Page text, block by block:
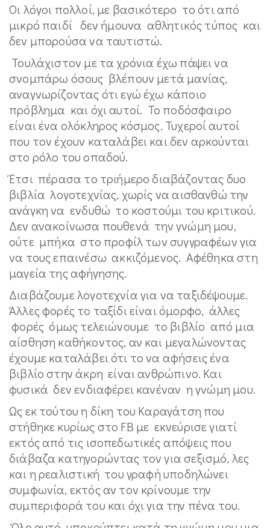
Οι λόγοι πολλοί, με βασικότερο το ότι από
μικρό παιδί δεν ήμουνα αθλητικός τύπος και
δεν μπορούσα να ταυτιστώ.
Τουλάχιστον με τα χρόνια έχω πάψει να
σνομπάρω όσους βλέπουν μετά μανίας,
αναγνωρίζοντας ότι εγώ έχω κάποιο
πρόβλημα και όχι αυτοί. Το ποδόσφαιρο
είναι ένα ολόκληρος κόσμος. Τυχεροί αυτοί
που τον έχουν καταλάβει και δεν αρκούνται
στο ρόλο του οπαδού.
Έτσι πέρασα το τριήμερο διαβάζοντας δυο
βιβλία λογοτεχνίας, χωρίς να αισθανθώ την
ανάγκη να ενδυθώ το κοστούμι του κριτικού.
Δεν ανακοίνωσα πουθενά την γνώμη μου,
ούτε μπήκα στο προφίλ των συγγραφέων για
να τους επαινέσω ακκιζόμενος. Αφέθηκα στη
μαγεία της αφήγησης.
Διαβάζουμε λογοτεχνία για να ταξιδέψουμε.
Άλλες φορές το ταξίδι είναι όμορφο, άλλες
φορές όμως τελειώνουμε το βιβλίο από μια
αίσθηση καθήκοντος, αν και μεγαλώνοντας
έχουμε καταλάβει ότι το να αφήσεις ένα
βιβλίο στην άκρη είναι ανθρώπινο. Και
φυσικά δεν ενδιαφέρει κανέναν η γνώμη μου.
Ως εκ τούτου η δίκη του Καραγάτση που
στήθηκε κυρίως στο FB με εκνεύρισε γιατί
εκτός από τις ισοπεδωτικές απόψεις που
διάβαζα κατηγορώντας τον για σεξισμό, λες
και η ρεαλιστική του γραφή υποδηλώνει
συμφωνία, εκτός αν τον κρίνουμε την
συμπεριφορά του και όχι για την πένα του.